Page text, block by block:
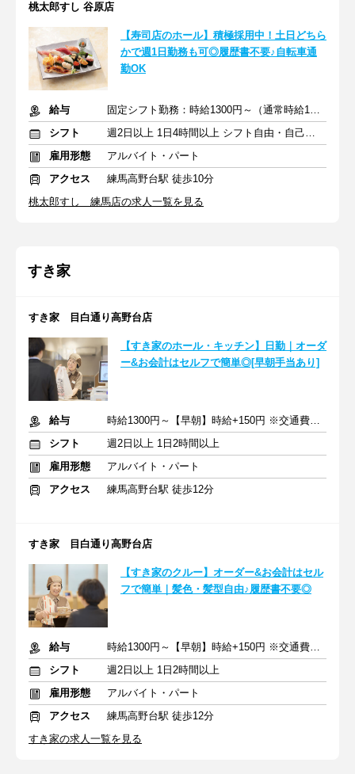
桃太郎すし 谷原店
【寿司店のホール】積極採用中！土日どちら
かで週1日勤務も可◎履歴書不要♪自転車通
勤OK
給与
固定シフト勤務：時給1300円～（通常時給1250円～）＋交通費
シフト
週2日以上 1日4時間以上 シフト自由・自己申告
雇用形態
アルバイト・パート
アクセス
練馬高野台駅 徒歩10分
桃太郎すし 練馬店の求人一覧を見る
すき家
すき家 目白通り高野台店
【すき家のホール・キッチン】日勤｜オーダ
ー&お会計はセルフで簡単◎[早朝手当あり]
給与
時給1300円～【早朝】時給+150円 ※交通費支給
シフト
週2日以上 1日2時間以上
雇用形態
アルバイト・パート
アクセス
練馬高野台駅 徒歩12分
すき家 目白通り高野台店
【すき家のクルー】オーダー&お会計はセル
フで簡単｜髪色・髪型自由♪履歴書不要◎
給与
時給1300円～【早朝】時給+150円 ※交通費支給
シフト
週2日以上 1日2時間以上
雇用形態
アルバイト・パート
アクセス
練馬高野台駅 徒歩12分
すき家の求人一覧を見る